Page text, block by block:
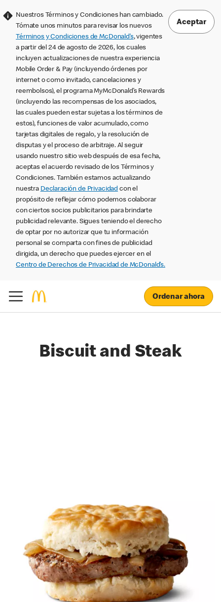
Nuestros Términos y Condiciones han cambiado.
Tómate unos minutos para revisar los nuevos
Términos y Condiciones de McDonald’s, vigentes
a partir del 24 de agosto de 2026, los cuales
incluyen actualizaciones de nuestra experiencia
Mobile Order & Pay (incluyendo órdenes por
internet o como invitado, cancelaciones y
reembolsos), el programa MyMcDonald’s Rewards
(incluyendo las recompensas de los asociados,
las cuales pueden estar sujetas a los términos de
estos), funciones de valor acumulado, como
tarjetas digitales de regalo, y la resolución de
disputas y el proceso de arbitraje. Al seguir
usando nuestro sitio web después de esa fecha,
aceptas el acuerdo revisado de los Términos y
Condiciones. También estamos actualizando
nuestra Declaración de Privacidad con el
propósito de reflejar cómo podemos colaborar
con ciertos socios publicitarios para brindarte
publicidad relevante. Sigues teniendo el derecho
de optar por no autorizar que tu información
personal se comparta con fines de publicidad
dirigida, un derecho que puedes ejercer en el
Centro de Derechos de Privacidad de McDonald’s.
Aceptar
Ordenar ahora
Biscuit and Steak